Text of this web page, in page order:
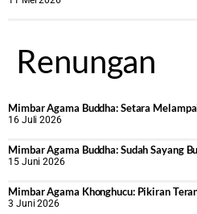
Renungan
Mimbar Agama Buddha: Setara
16 Juli 2026
Mimbar Agama Buddha: Sudah Sayang
15 Juni 2026
Mimbar Agama Khonghucu: Pikiran
3 Juni 2026